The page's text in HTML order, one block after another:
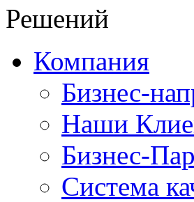
Компания
Бизнес-
Наши
Бизнес-
Система